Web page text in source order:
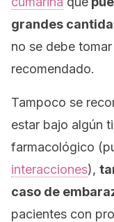
grandes
no se debe
recomendado.
Tampoco se
estar bajo algún
farmacológico
interacciones),
caso de
pacientes con